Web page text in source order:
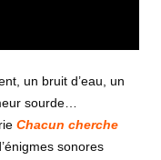
un bruit d’eau, un
sourde…
Chacun cherche
sonores